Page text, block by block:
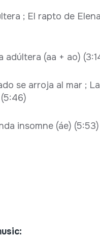
; El rapto de
adúltera (aa + ao)
se arroja al mar ;
insomne (áe) (5:53)